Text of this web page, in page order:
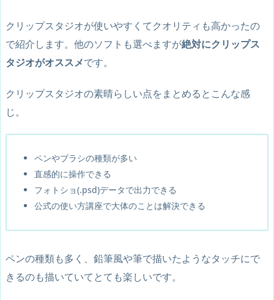
クリップスタジオが使いやすくてクオリティも高かったの
で紹介します。他のソフトも選べますが絶対にクリップス
タジオがオススメです。
クリップスタジオの素晴らしい点をまとめるとこんな感
じ。
ペンやブラシの種類が多い
直感的に操作できる
フォトショ(.psd)データで出力できる
公式の使い方講座で大体のことは解決できる
ペンの種類も多く、鉛筆風や筆で描いたようなタッチにで
きるのも描いていてとても楽しいです。